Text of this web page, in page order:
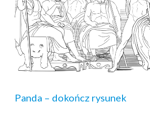
Panda – dokończ rysunek